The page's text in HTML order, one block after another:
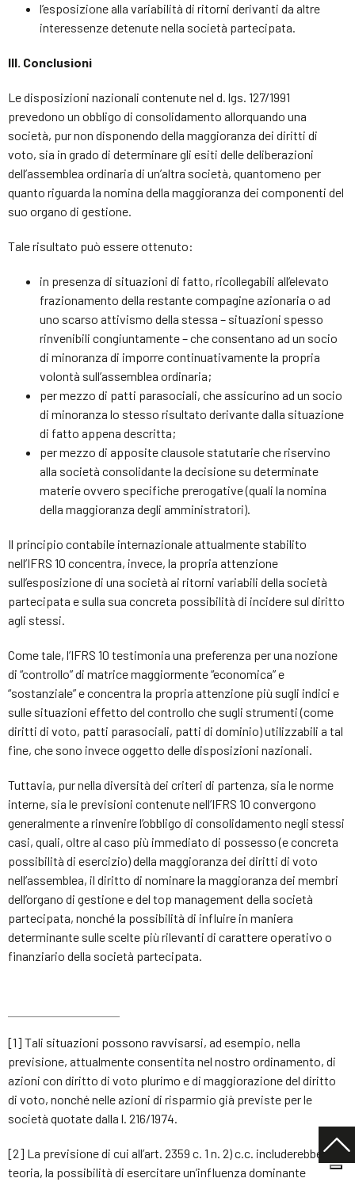
l’esposizione alla variabilità di ritorni derivanti da altre
interessenze detenute nella società partecipata.
III. Conclusioni
Le disposizioni nazionali contenute nel d. lgs. 127/1991
prevedono un obbligo di consolidamento allorquando una
società, pur non disponendo della maggioranza dei diritti di
voto, sia in grado di determinare gli esiti delle deliberazioni
dell’assemblea ordinaria di un’altra società, quantomeno per
quanto riguarda la nomina della maggioranza dei componenti del
suo organo di gestione.
Tale risultato può essere ottenuto:
in presenza di situazioni di fatto, ricollegabili all’elevato
frazionamento della restante compagine azionaria o ad
uno scarso attivismo della stessa – situazioni spesso
rinvenibili congiuntamente – che consentano ad un socio
di minoranza di imporre continuativamente la propria
volontà sull’assemblea ordinaria;
per mezzo di patti parasociali, che assicurino ad un socio
di minoranza lo stesso risultato derivante dalla situazione
di fatto appena descritta;
per mezzo di apposite clausole statutarie che riservino
alla società consolidante la decisione su determinate
materie ovvero specifiche prerogative (quali la nomina
della maggioranza degli amministratori).
Il principio contabile internazionale attualmente stabilito
nell’IFRS 10 concentra, invece, la propria attenzione
sull’esposizione di una società ai ritorni variabili della società
partecipata e sulla sua concreta possibilità di incidere sul diritto
agli stessi.
Come tale, l’IFRS 10 testimonia una preferenza per una nozione
di “controllo” di matrice maggiormente “economica” e
“sostanziale” e concentra la propria attenzione più sugli indici e
sulle situazioni effetto del controllo che sugli strumenti (come
diritti di voto, patti parasociali, patti di dominio) utilizzabili a tal
fine, che sono invece oggetto delle disposizioni nazionali.
Tuttavia, pur nella diversità dei criteri di partenza, sia le norme
interne, sia le previsioni contenute nell’IFRS 10 convergono
generalmente a rinvenire l’obbligo di consolidamento negli stessi
casi, quali, oltre al caso più immediato di possesso (e concreta
possibilità di esercizio) della maggioranza dei diritti di voto
nell’assemblea, il diritto di nominare la maggioranza dei membri
dell’organo di gestione e del top management della società
partecipata, nonché la possibilità di influire in maniera
determinante sulle scelte più rilevanti di carattere operativo o
finanziario della società partecipata.
[1] Tali situazioni possono ravvisarsi, ad esempio, nella
previsione, attualmente consentita nel nostro ordinamento, di
azioni con diritto di voto plurimo e di maggiorazione del diritto
di voto, nonché nelle azioni di risparmio già previste per le
società quotate dalla l. 216/1974.
[2] La previsione di cui all’art. 2359 c. 1 n. 2) c.c. includerebbe, in
teoria, la possibilità di esercitare un’influenza dominante